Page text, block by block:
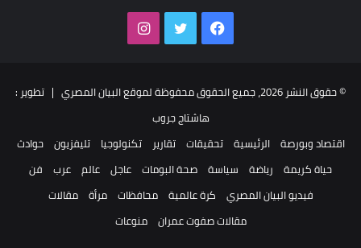
فيسبوك تويتر
© حقوق النشر 2026، جميع الحقوق محفوظة لموقع البيان المصري | تطوير :
هاشتاج جروب
اقتصاد وبورصة الرئيسية تحقيقات تقارير تكنولوجيا تليفزيون حوادث
حياة كريمة رياضة سياسة صحة البومات عاجل عالم عرب فن
فيديو البيان المصري كرة عالمية محافظات مرأة مقالات
مقالات صفوت عمران منوعات